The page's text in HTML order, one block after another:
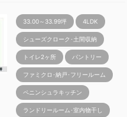
33.00～33.99坪 4LDK
シューズクローク･土間収納
トイレ2ヶ所 パントリー
ファミクロ･納戸･フリールーム
ペニンシュラキッチン
ランドリールーム･室内物干し